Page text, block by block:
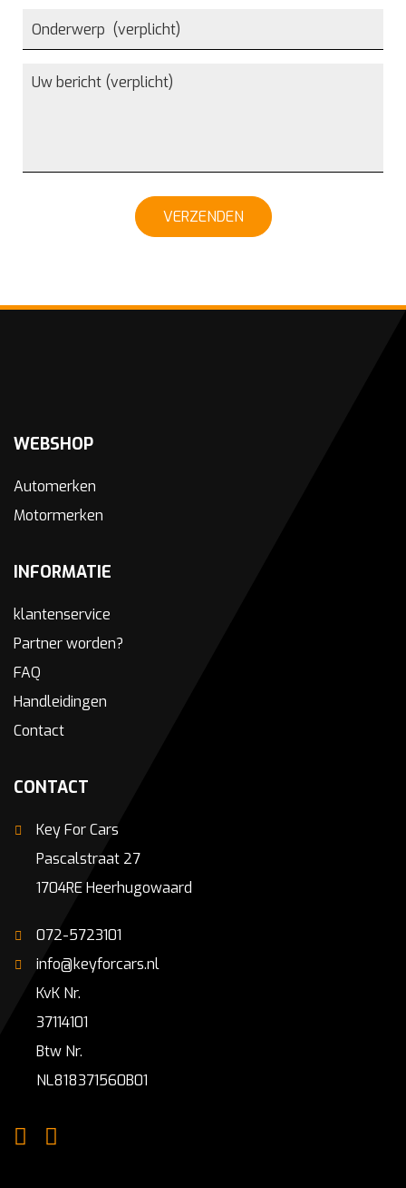
VERZENDEN
WEBSHOP
Automerken
Motormerken
INFORMATIE
klantenservice
Partner worden?
FAQ
Handleidingen
Contact
CONTACT
Key For Cars
Pascalstraat 27
1704RE Heerhugowaard
072-5723101
info@keyforcars.nl
KvK Nr.
37114101
Btw Nr.
NL818371560B01